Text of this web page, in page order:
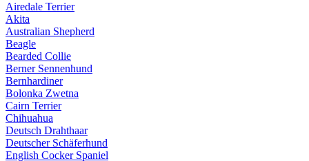
Airedale Terrier
Akita
Australian Shepherd
Beagle
Bearded Collie
Berner Sennenhund
Bernhardiner
Bolonka Zwetna
Cairn Terrier
Chihuahua
Deutsch Drahthaar
Deutscher Schäferhund
English Cocker Spaniel